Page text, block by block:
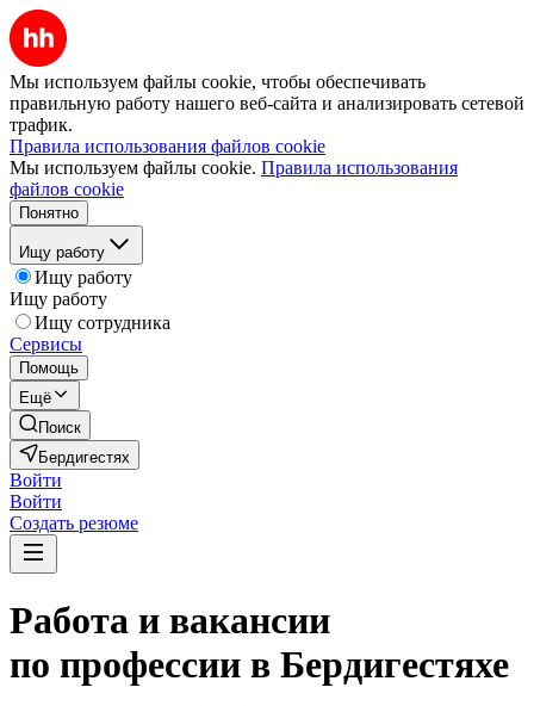
Мы используем файлы cookie, чтобы обеспечивать
правильную работу нашего веб-сайта и анализировать сетевой
трафик.
Правила использования файлов cookie
Мы используем файлы cookie. Правила использования
файлов cookie
Понятно
Ищу работу
Ищу работу
Ищу работу
Ищу сотрудника
Сервисы
Помощь
Ещё
Поиск
Бердигестях
Войти
Войти
Создать резюме
Работа и вакансии
по профессии в Бердигестяхе